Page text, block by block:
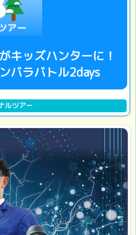
キッズハンターに！
バラバトル2days
ルツアー